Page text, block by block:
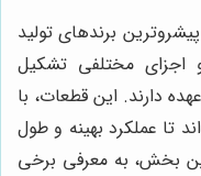
برندهای تولید
اجزای مختلفی تشکیل
دارند. این قطعات، با
تا عملکرد بهینه و طول
بخش، به معرفی برخی